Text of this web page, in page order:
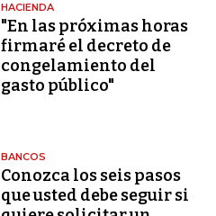
HACIENDA
"En las próximas horas
firmaré el decreto de
congelamiento del
gasto público"
BANCOS
Conozca los seis pasos
que usted debe seguir si